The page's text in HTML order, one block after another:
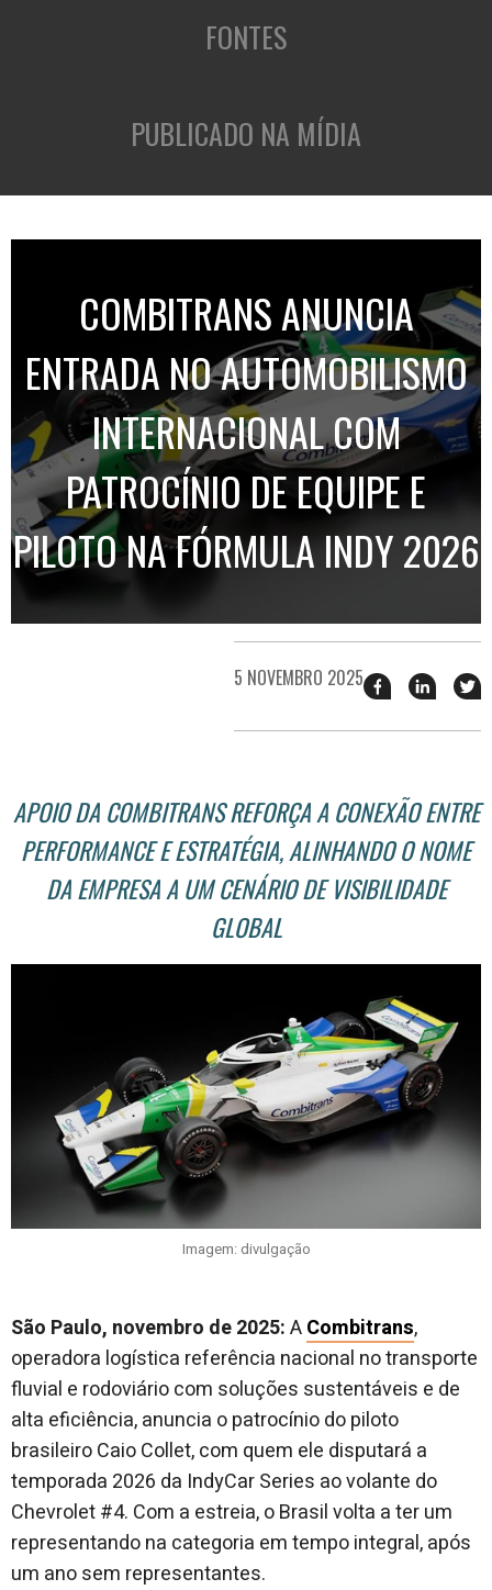
FONTES
PUBLICADO NA MÍDIA
COMBITRANS ANUNCIA
ENTRADA NO AUTOMOBILISMO
INTERNACIONAL COM
PATROCÍNIO DE EQUIPE E
PILOTO NA FÓRMULA INDY 2026
5 NOVEMBRO 2025 Compartilhar
esse
no
esse
no
APOIO DA COMBITRANS REFORÇA A CONEXÃO ENTRE
PERFORMANCE E ESTRATÉGIA, ALINHANDO O NOME
DA EMPRESA A UM CENÁRIO DE VISIBILIDADE
GLOBAL
Imagem: divulgação
São Paulo, novembro de 2025:ACombitrans,
operadora logística referência nacional no transporte
fluvial e rodoviário com soluções sustentáveis e de
alta eficiência, anuncia o patrocínio do piloto
brasileiro Caio Collet, com quem ele disputará a
temporada 2026 da IndyCar Series ao volante do
Chevrolet #4. Com a estreia, o Brasil volta a ter um
representando na categoria em tempo integral, após
um ano sem representantes.